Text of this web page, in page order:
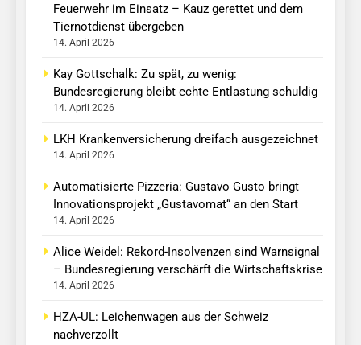
Feuerwehr im Einsatz – Kauz gerettet und dem
Tiernotdienst übergeben
14. April 2026
Kay Gottschalk: Zu spät, zu wenig:
Bundesregierung bleibt echte Entlastung schuldig
14. April 2026
LKH Krankenversicherung dreifach ausgezeichnet
14. April 2026
Automatisierte Pizzeria: Gustavo Gusto bringt
Innovationsprojekt „Gustavomat“ an den Start
14. April 2026
Alice Weidel: Rekord-Insolvenzen sind Warnsignal
– Bundesregierung verschärft die Wirtschaftskrise
14. April 2026
HZA-UL: Leichenwagen aus der Schweiz
nachverzollt